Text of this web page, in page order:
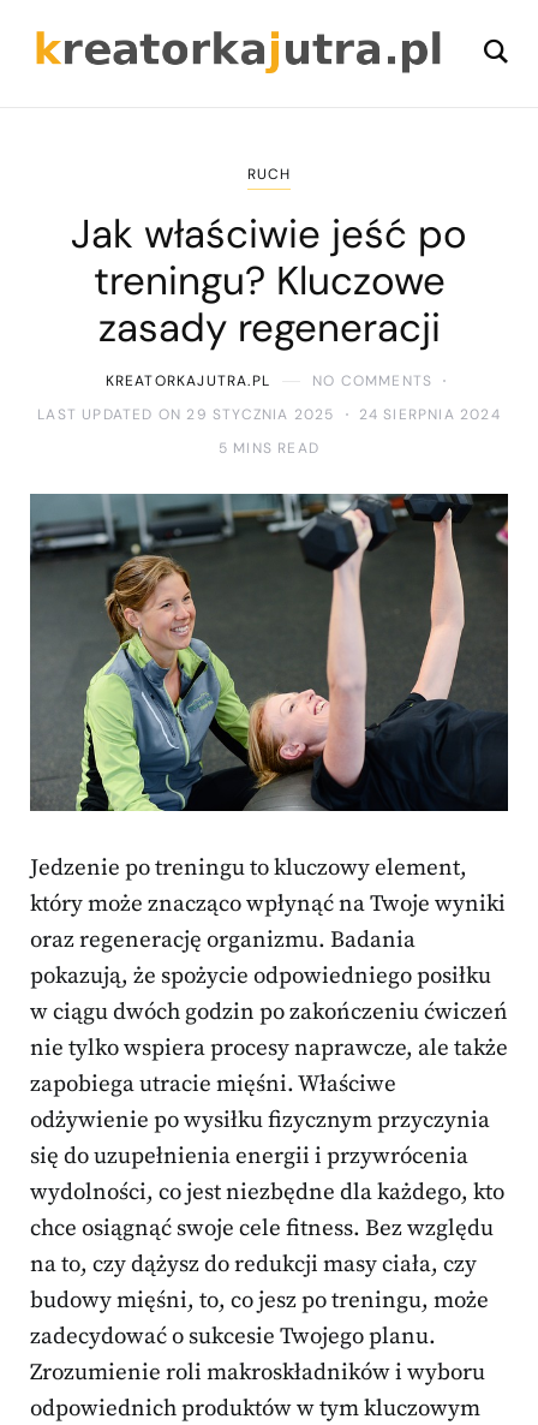
RUCH
Jak właściwie jeść po
treningu? Kluczowe
zasady regeneracji
KREATORKAJUTRA.PL
NO COMMENTS
LAST UPDATED ON 29 STYCZNIA 2025
24 SIERPNIA 2024
5 MINS READ
Jedzenie po treningu to kluczowy element,
który może znacząco wpłynąć na Twoje wyniki
oraz regenerację organizmu. Badania
pokazują, że spożycie odpowiedniego posiłku
w ciągu dwóch godzin po zakończeniu ćwiczeń
nie tylko wspiera procesy naprawcze, ale także
zapobiega utracie mięśni. Właściwe
odżywienie po wysiłku fizycznym przyczynia
się do uzupełnienia energii i przywrócenia
wydolności, co jest niezbędne dla każdego, kto
chce osiągnąć swoje cele fitness. Bez względu
na to, czy dążysz do redukcji masy ciała, czy
budowy mięśni, to, co jesz po treningu, może
zadecydować o sukcesie Twojego planu.
Zrozumienie roli makroskładników i wyboru
odpowiednich produktów w tym kluczowym